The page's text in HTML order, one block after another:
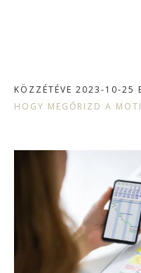
KÖZZÉTÉVE 2023-10-25
HOGY MEGŐRIZD A